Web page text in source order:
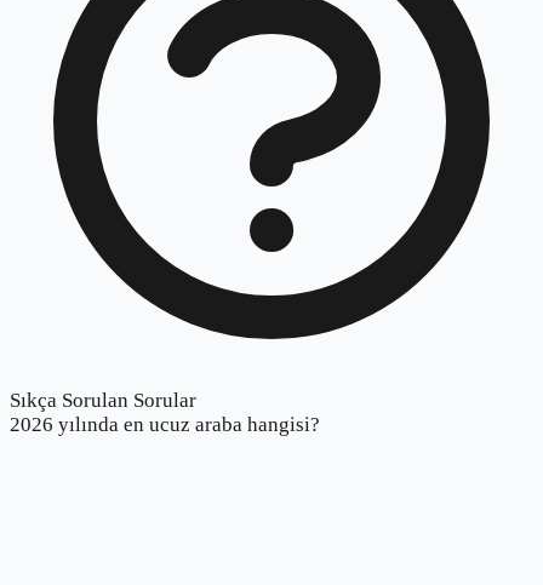
Sıkça Sorulan Sorular
2026 yılında en ucuz araba hangisi?